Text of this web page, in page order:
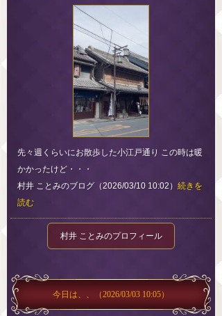
先々週くらいにお散歩した小江戸通り この時は暖
かかったけど・・・
村井 ことみのブログ（2026/03/10 10:02） 続きを
読む
村井 ことみのプロフィール
今日は、、 （2026/03/03 10:05）